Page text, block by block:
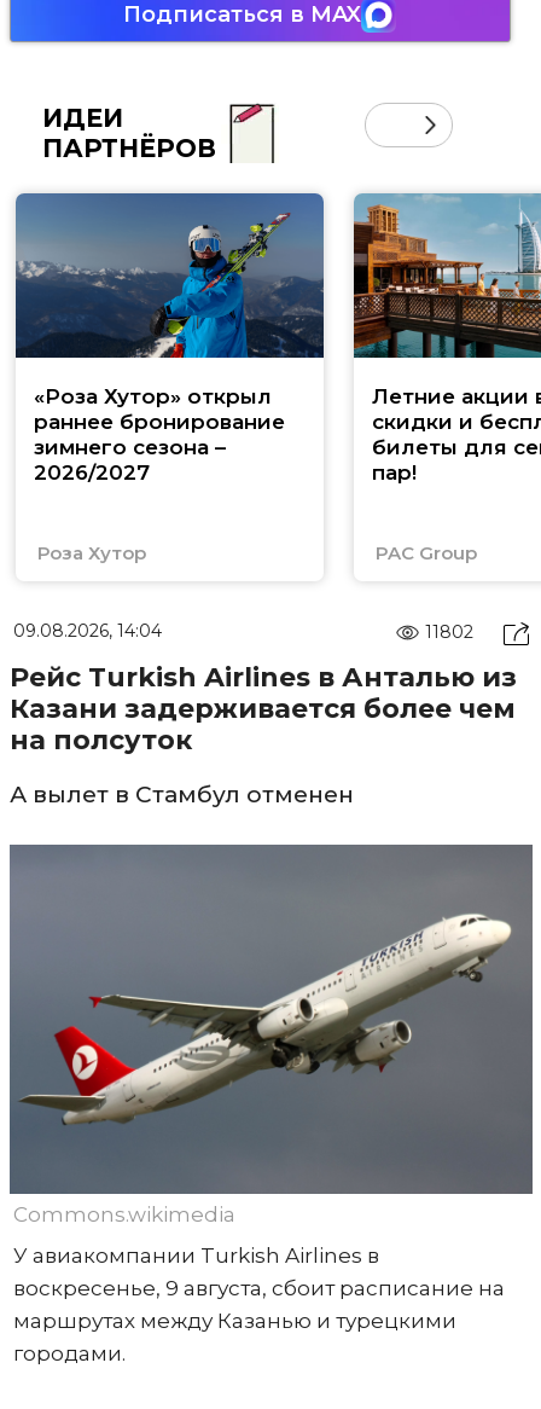
Подписаться в MAX
ИДЕИ
ПАРТНЁРОВ
«Роза Хутор» открыл
раннее бронирование
зимнего сезона –
2026/2027
Роза Хутор
Летние акции
скидки и
билеты для
пар!
PAC Group
09.08.2026, 14:04 11802
Рейс Turkish Airlines в Анталью из
Казани задерживается более чем
на полсуток
А вылет в Стамбул отменен
Commons.wikimedia
У авиакомпании Turkish Airlines в
воскресенье, 9 августа, сбоит расписание на
маршрутах между Казанью и турецкими
городами.